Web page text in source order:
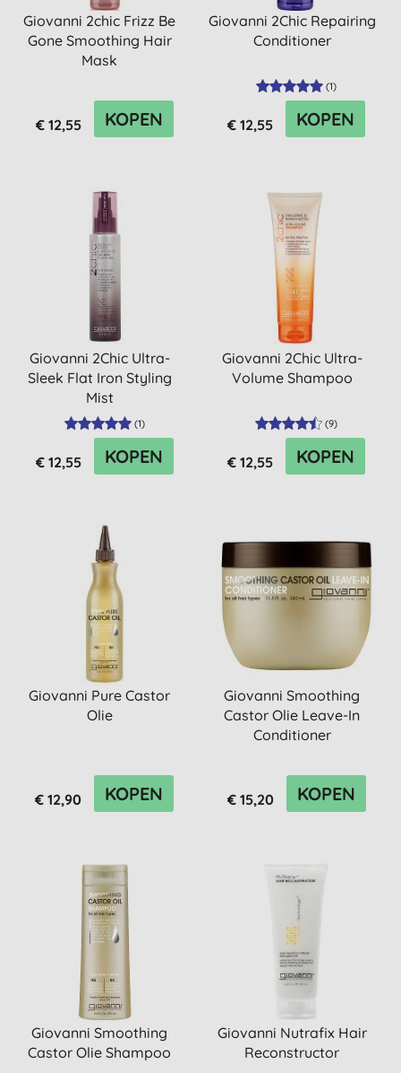
Giovanni 2chic Frizz Be
Gone Smoothing Hair
Mask
€ 12,55 KOPEN
Giovanni 2Chic Repairing
Conditioner
(1)
€ 12,55 KOPEN
Giovanni 2Chic Ultra-
Sleek Flat Iron Styling
Mist
(1)
€ 12,55 KOPEN
Giovanni 2Chic Ultra-
Volume Shampoo
(9)
€ 12,55 KOPEN
Giovanni Pure Castor
Olie
€ 12,90 KOPEN
Giovanni Smoothing
Castor Olie Leave-In
Conditioner
€ 15,20 KOPEN
Giovanni Smoothing
Castor Olie Shampoo
Giovanni Nutrafix Hair
Reconstructor